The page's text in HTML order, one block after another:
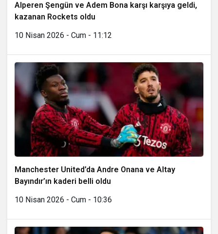
Alperen Şengün ve Adem Bona karşı karşıya geldi,
kazanan Rockets oldu
10 Nisan 2026 - Cum - 11:12
Manchester United’da Andre Onana ve Altay
Bayındır’ın kaderi belli oldu
10 Nisan 2026 - Cum - 10:36